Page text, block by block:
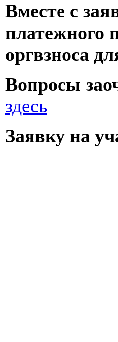
Вместе с
платежного
оргвзноса
Вопросы
здесь
Заявку на